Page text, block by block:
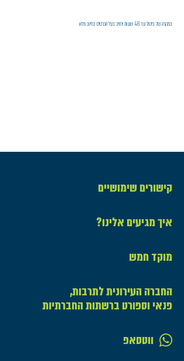
במקרה של ביטול עד 48 שעות יחויב בעל הכרטיס בחיוב מלא.
קישורים שימושיים
איך מגיעים אלינו?
מוקד חמש
החברה העירונית לתרבות,
פנאי וספורט ברשתות החברתיות
ווטסאפ